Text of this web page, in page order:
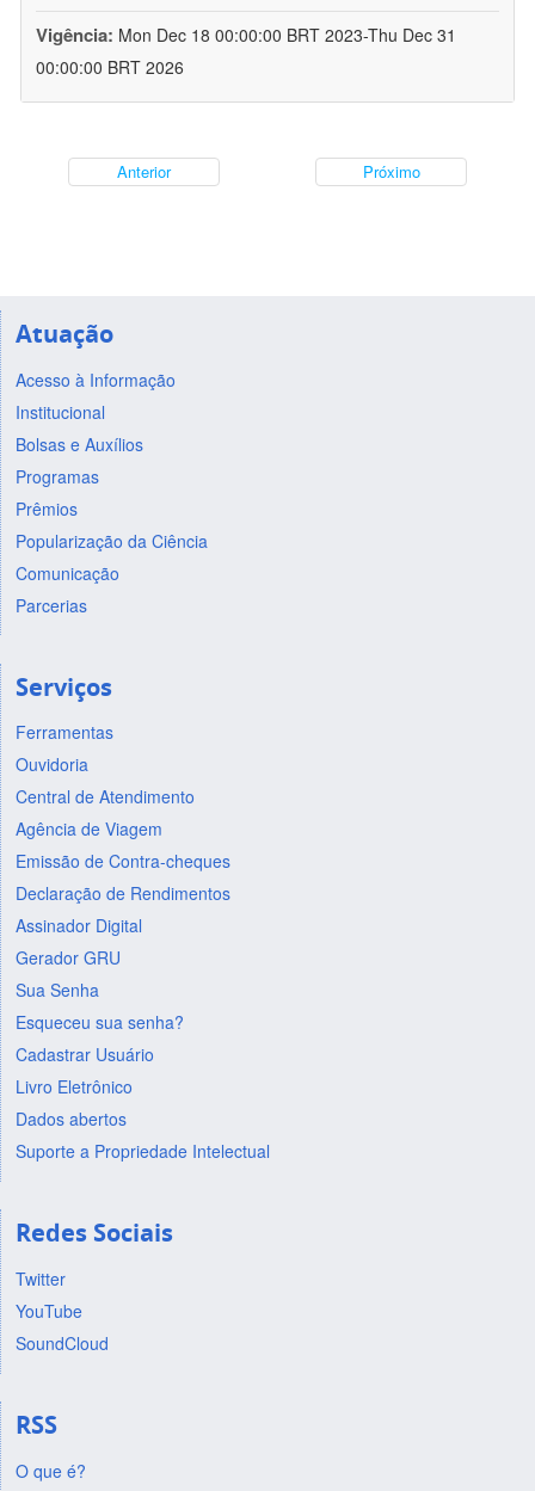
Vigência: Mon Dec 18 00:00:00 BRT 2023-Thu Dec 31
00:00:00 BRT 2026
Anterior Próximo
Atuação
Acesso à Informação
Institucional
Bolsas e Auxílios
Programas
Prêmios
Popularização da Ciência
Comunicação
Parcerias
Serviços
Ferramentas
Ouvidoria
Central de Atendimento
Agência de Viagem
Emissão de Contra-cheques
Declaração de Rendimentos
Assinador Digital
Gerador GRU
Sua Senha
Esqueceu sua senha?
Cadastrar Usuário
Livro Eletrônico
Dados abertos
Suporte a Propriedade Intelectual
Redes Sociais
Twitter
YouTube
SoundCloud
RSS
O que é?